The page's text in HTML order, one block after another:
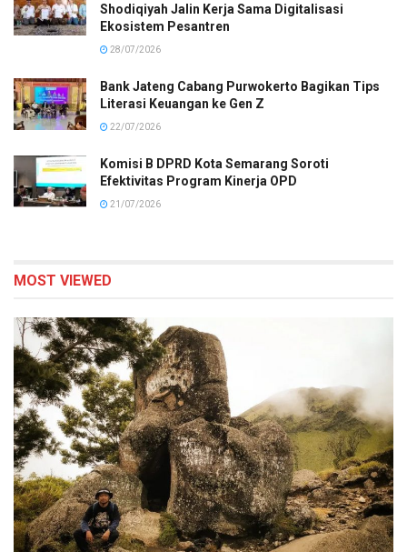
Shodiqiyah Jalin Kerja Sama Digitalisasi
Ekosistem Pesantren
28/07/2026
Bank Jateng Cabang Purwokerto Bagikan Tips
Literasi Keuangan ke Gen Z
22/07/2026
Komisi B DPRD Kota Semarang Soroti
Efektivitas Program Kinerja OPD
21/07/2026
MOST VIEWED